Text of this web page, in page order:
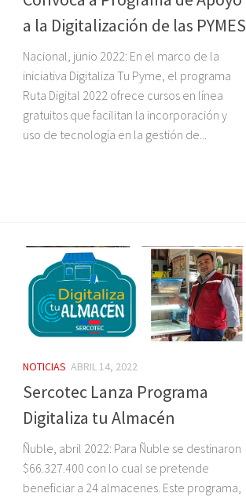
a la Digitalización de las PYMES
Nacional, junio 2022: En el marco de la
iniciativa Digitaliza Tu Pyme, el programa
Ruta Digital 2022 ofrece cursos en línea
gratuitos que facilitan la incorporación y
uso de tecnología en la gestión de...
NOTICIAS ABRIL 14, 2022
Sercotec Lanza Programa
Digitaliza tu Almacén
Ñuble, abril 2022: Para Ñuble se destinaron
$66.327.400 con lo cual se pretende
beneficiar a 24 almacenes. Este programa,